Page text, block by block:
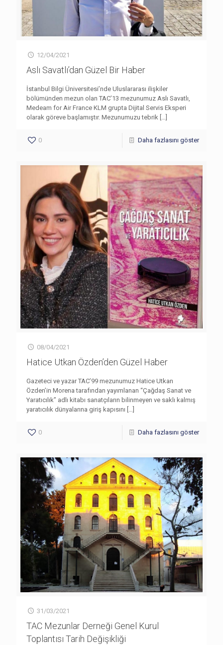
12/04/2021
Aslı Savatlı’dan Güzel Bir Haber
İstanbul Bilgi Üniversitesi’nde Uluslararası ilişkiler
bölümünden mezun olan TAC’13 mezunumuz Aslı Savatlı,
Medeam for Air France KLM grupta Dijital Servis Eksperi
olarak göreve başlamıştır. Mezunumuzu tebrik […]
0 Daha fazlasını göster
08/04/2021
Hatice Utkan Özden’den Güzel Haber
Gazeteci ve yazar TAC’99 mezunumuz Hatice Utkan
Özden’in Morena tarafından yayımlanan “Çağdaş Sanat ve
Yaratıcılık” adlı kitabı sanatçıların bilinmeyen ve saklı kalmış
yaratıcılık dünyalarına giriş kapısını […]
0 Daha fazlasını göster
31/03/2021
TAC Mezunlar Derneği Genel Kurul
Toplantısı Tarih Değişikliği